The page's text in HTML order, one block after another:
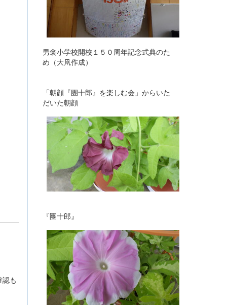
も
男衾小学校開校１５０周年記念式典のた
め（大凧作成）
「朝顔『團十郎』を楽しむ会」からいた
だいた朝顔
『團十郎』